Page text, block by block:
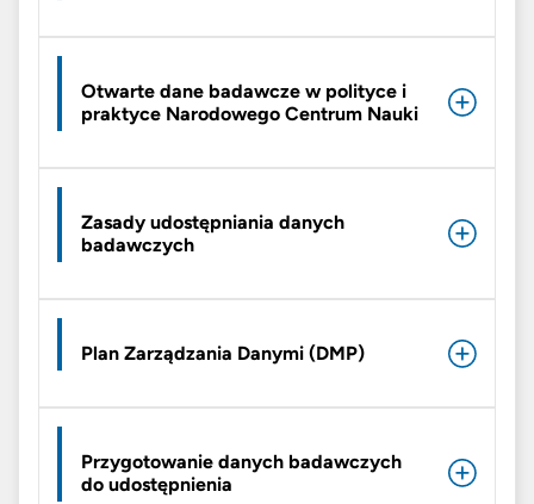
Otwarte dane badawcze w polityce i
praktyce Narodowego Centrum Nauki
Zasady udostępniania danych
badawczych
Plan Zarządzania Danymi (DMP)
Przygotowanie danych badawczych
do udostępnienia